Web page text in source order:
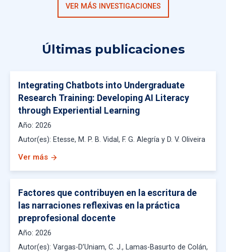
VER MÁS INVESTIGACIONES
Últimas publicaciones
Integrating Chatbots into Undergraduate
Research Training: Developing AI Literacy
through Experiential Learning
Año: 2026
Autor(es): Etesse, M. P. B. Vidal, F. G. Alegría y D. V. Oliveira
Ver más arrow_forward
Factores que contribuyen en la escritura de
las narraciones reflexivas en la práctica
preprofesional docente
Año: 2026
Autor(es): Vargas-D’Uniam, C. J., Lamas-Basurto de Colán,